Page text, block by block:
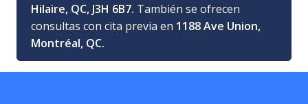
Hilaire, QC, J3H 6B7. También se ofrecen
consultas con cita previa en 1188 Ave Union,
Montréal, QC.